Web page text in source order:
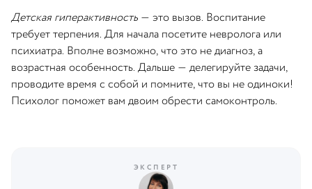
Детская гиперактивность — это вызов. Воспитание
требует терпения. Для начала посетите невролога или
психиатра. Вполне возможно, что это не диагноз, а
возрастная особенность. Дальше — делегируйте задачи,
проводите время с собой и помните, что вы не одиноки!
Психолог поможет вам двоим обрести самоконтроль.
ЭКСПЕРТ